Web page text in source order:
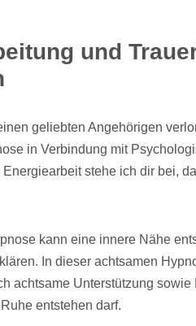
und
geliebten Angehörigen
in Verbindung mit
stehe ich dir bei,
kann eine innere Nähe
In dieser achtsamen
achtsame Unterstützung
entstehen darf.